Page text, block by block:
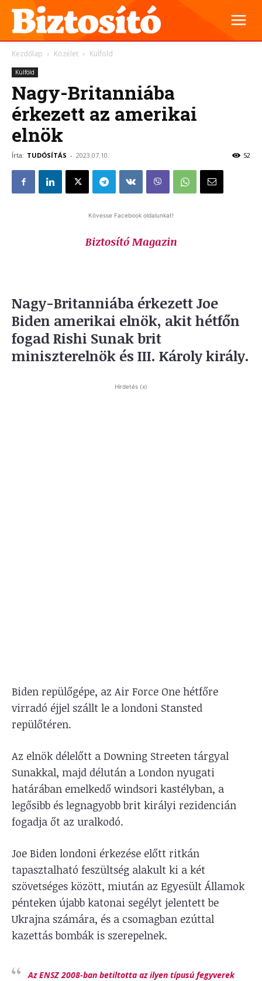
Kezdőlap Közélet Külföld
Külföld
Nagy-Britanniába
érkezett az amerikai
elnök
Írta: TUDÓSÍTÁS - 2023.07.10. 52
Kövesse Facebook oldalunkat!
Biztosító Magazin
Nagy-Britanniába érkezett Joe
Biden amerikai elnök, akit hétfőn
fogad Rishi Sunak brit
miniszterelnök és III. Károly király.
Hirdetés (x)
Biden repülőgépe, az Air Force One hétfőre
virradó éjjel szállt le a londoni Stansted
repülőtéren.
Az elnök délelőtt a Downing Streeten tárgyal
Sunakkal, majd délután a London nyugati
határában emelkedő windsori kastélyban, a
legősibb és legnagyobb brit királyi rezidencián
fogadja őt az uralkodó.
Joe Biden londoni érkezése előtt ritkán
tapasztalható feszültség alakult ki a két
szövetséges között, miután az Egyesült Államok
pénteken újabb katonai segélyt jelentett be
Ukrajna számára, és a csomagban ezúttal
kazettás bombák is szerepelnek.
Az ENSZ 2008-ban betiltotta az ilyen típusú fegyverek